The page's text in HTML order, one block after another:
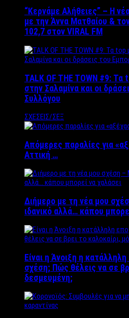
“Kερνάμε Αλήθειες” – Η
με την Άννα Ματθαίου &
102,7 στον VIRAL FM
TALK OF THE TOWN #9: Τα
στην Σαλαμίνα και οι
Συλλόγου
ΣΧΕΣΕΙΣ/ΣΕΞ
Απόμερες παραλίες για
Αττική …
Διήμερο με τη νέα μου
ιδανικό αλλά… κάπου
Είναι η Άνοιξη η
σχέση; Πώς θέλεις να σε
δεσμευμένη;